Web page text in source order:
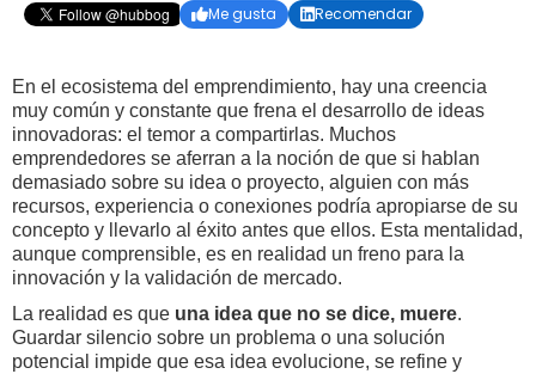
Me gusta Recomendar
En el ecosistema del emprendimiento, hay una creencia
muy común y constante que frena el desarrollo de ideas
innovadoras: el temor a compartirlas. Muchos
emprendedores se aferran a la noción de que si hablan
demasiado sobre su idea o proyecto, alguien con más
recursos, experiencia o conexiones podría apropiarse de su
concepto y llevarlo al éxito antes que ellos. Esta mentalidad,
aunque comprensible, es en realidad un freno para la
innovación y la validación de mercado.
La realidad es que una idea que no se dice, muere.
Guardar silencio sobre un problema o una solución
potencial impide que esa idea evolucione, se refine y